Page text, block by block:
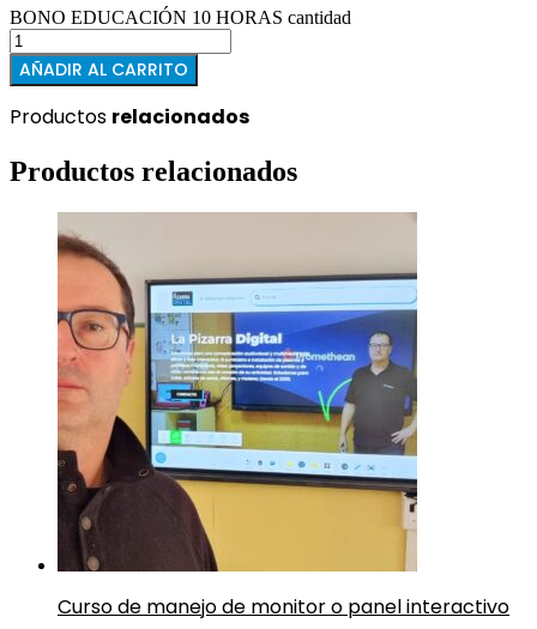
BONO EDUCACIÓN 10 HORAS cantidad
AÑADIR AL CARRITO
Productos relacionados
Productos relacionados
Curso de manejo de monitor o panel interactivo